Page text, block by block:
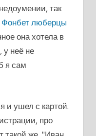
так
Фонбет люберцы
она хотела в
у неё не
я сам
и ушел с картой.
про